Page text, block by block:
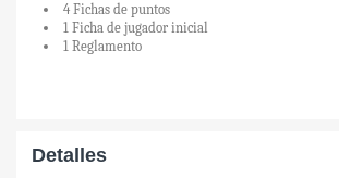
4 Fichas de puntos
1 Ficha de jugador inicial
1 Reglamento
Detalles